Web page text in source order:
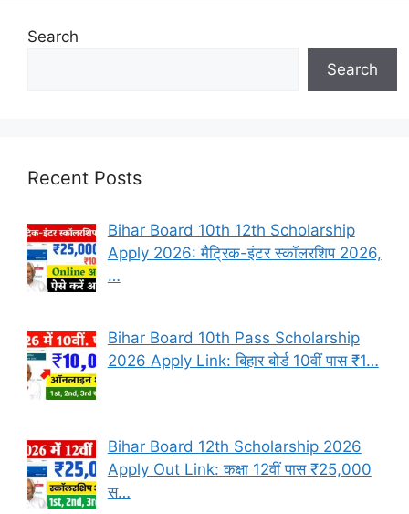
Search
Search
Recent Posts
Bihar Board 10th 12th Scholarship
Apply 2026: मैट्रिक-इंटर स्कॉलरशिप 2026,
…
Bihar Board 10th Pass Scholarship
2026 Apply Link: बिहार बोर्ड 10वीं पास ₹1…
Bihar Board 12th Scholarship 2026
Apply Out Link: कक्षा 12वीं पास ₹25,000
स…